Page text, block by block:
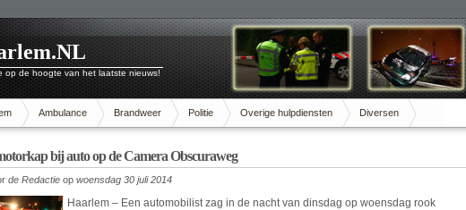
op de hoogte van het laatste nieuws!
Ambulance Brandweer Politie Overige hulpdiensten Diversen
bij auto op de Camera Obscuraweg
de Redactie op woensdag 30 juli 2014
Haarlem – Een automobilist zag in de nacht van dinsdag op woensdag rook